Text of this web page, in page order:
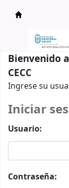
Catálogo
Bienvenido
CECC
Ingrese su
Iniciar
Usuario:
Contraseña: